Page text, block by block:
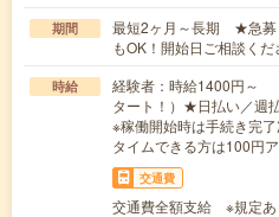
期間
最短2ヶ月～長期 ★急
もOK！開始日ご相談くだ
時給
経験者：時給1400円～
タート！）★日払い／週
※稼働開始時は手続き完
タイムできる方は100円ア
交通費
交通費全額支給 ※規定あ